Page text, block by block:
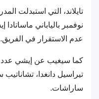
تايلاند، التي استبدلت
نوفمبر بالياباني
عدم الاستقرار في الفريق.
كما سيغيب عن إيشي عدد
تيراسيل دانغدا،
ساراشات.